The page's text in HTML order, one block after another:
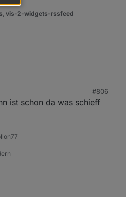
, vis-2-widgets-rssfeed
log einer Installation des
#806
ist schon da was schieff